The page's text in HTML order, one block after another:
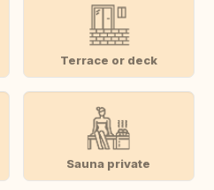
Terrace or deck
Sauna private